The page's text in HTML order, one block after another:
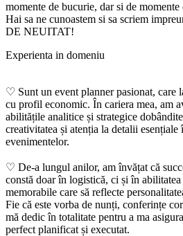
momente de bucurie, dar si de momente
Hai sa ne cunoastem si sa scriem
DE NEUITAT!
Experienta in domeniu
♡ Sunt un event planner pasionat, care
cu profil economic. În cariera mea, am
abilitățile analitice și strategice
creativitatea și atenția la detalii esențiale
evenimentelor.
♡ De-a lungul anilor, am învățat că
constă doar în logistică, ci și în abilitatea
memorabile care să reflecte
Fie că este vorba de nunți, conferințe
mă dedic în totalitate pentru a ma
perfect planificat și executat.